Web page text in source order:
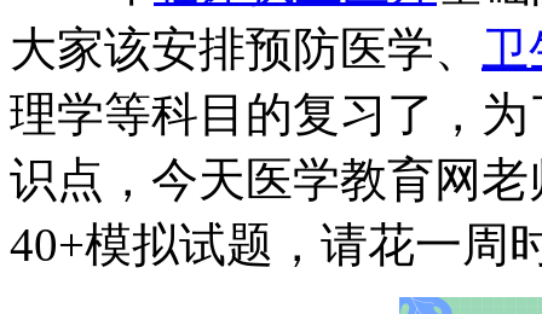
大家该安排预防医学、
理学等科目的复习了，
识点，今天医学教育网
40+模拟试题，请花一周